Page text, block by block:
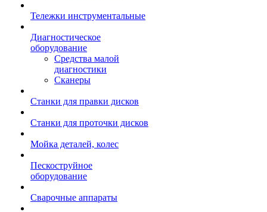
Тележки инструментальные
Диагностическое
оборудование
Средства малой
диагностики
Сканеры
Станки для правки дисков
Станки для проточки дисков
Мойка деталей, колес
Пескоструйное
оборудование
Сварочные аппараты